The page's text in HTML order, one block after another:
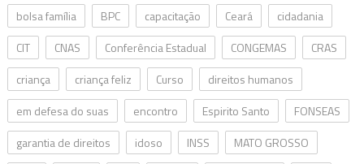
bolsa família
BPC capacitação Ceará
cidadania
CIT
CNAS Conferência Estadual CONGEMAS
CRAS
criança
criança feliz Curso
direitos humanos
em defesa do suas
encontro Espirito Santo
FONSEAS
garantia de direitos
idoso INSS
MATO GROSSO